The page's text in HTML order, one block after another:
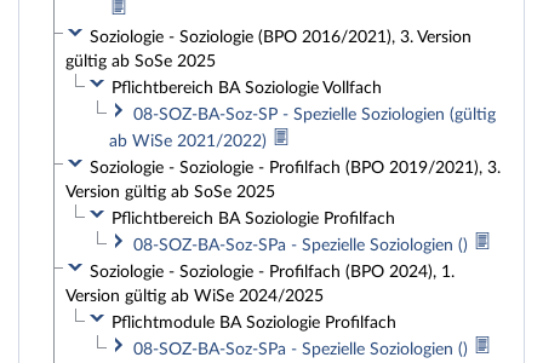
Soziologie - Soziologie (BPO 2016/2021), 3. Version
gültig ab SoSe 2025
Pflichtbereich BA Soziologie Vollfach
08-SOZ-BA-Soz-SP - Spezielle Soziologien (gültig
ab WiSe 2021/2022)
Soziologie - Soziologie - Profilfach (BPO 2019/2021), 3.
Version gültig ab SoSe 2025
Pflichtbereich BA Soziologie Profilfach
08-SOZ-BA-Soz-SPa - Spezielle Soziologien ()
Soziologie - Soziologie - Profilfach (BPO 2024), 1.
Version gültig ab WiSe 2024/2025
Pflichtmodule BA Soziologie Profilfach
08-SOZ-BA-Soz-SPa - Spezielle Soziologien ()